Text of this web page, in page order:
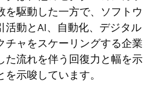
を駆動した一方で、ソフトウ
活動とAI、自動化、デジタル
チャをスケーリングする企業
た流れを伴う回復力と幅を示
示唆しています。